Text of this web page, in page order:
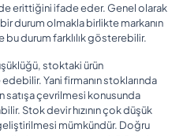
erittiğini ifade eder. Genel olarak
bir durum olmakla birlikte markanın
bu durum farklılık gösterebilir.
stoktaki ürün
Yani firmanın stoklarında
satışa çevrilmesi konusunda
Stok devir hızının çok düşük
mümkündür. Doğru